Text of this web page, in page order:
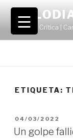
Saltar
contenidoTeatro | Crítica |
ETIQUETA:
PUBLICADO
EL
04/03/2022
Un golpe